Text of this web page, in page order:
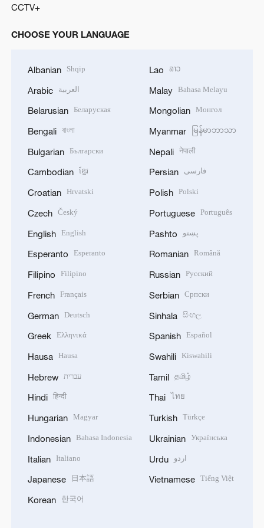
CCTV+
CHOOSE YOUR LANGUAGE
Albanian Shqip
Arabic العربية
Belarusian Беларуская
Bengali বাংলা
Bulgarian Български
Cambodian ខ្មែរ
Croatian Hrvatski
Czech Český
English English
Esperanto Esperanto
Filipino Filipino
French Français
German Deutsch
Greek Ελληνικά
Hausa Hausa
Hebrew עברית
Hindi हिन्दी
Hungarian Magyar
Indonesian Bahasa Indonesia
Italian Italiano
Japanese 日本語
Korean 한국어
Lao ລາວ
Malay Bahasa Melayu
Mongolian Монгол
Myanmar မြန်မာဘာသာ
Nepali नेपाली
Persian فارسی
Polish Polski
Portuguese Português
Pashto پښتو
Romanian Română
Russian Русский
Serbian Српски
Sinhala සිංහල
Spanish Español
Swahili Kiswahili
Tamil தமிழ்
Thai ไทย
Turkish Türkçe
Ukrainian Українська
Urdu اردو
Vietnamese Tiếng Việt